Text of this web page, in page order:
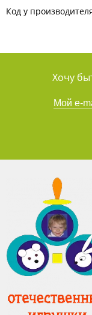
Код у
Хочу